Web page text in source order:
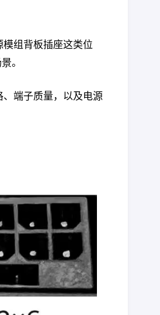
组背板插座这类位
。
端子质量，以及电源